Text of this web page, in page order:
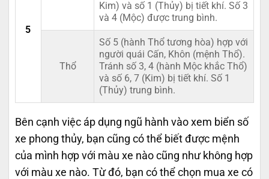
5
Kim) và số 1 (Thủy) bị tiết khí. Số 3
và 4 (Mộc) được trung bình.
Thổ
Số 5 (hành Thổ tương hòa) hợp với
người quái Cấn, Khôn (mệnh Thổ).
Tránh số 3, 4 (hành Mộc khắc Thổ)
và số 6, 7 (Kim) bị tiết khí. Số 1
(Thủy) trung bình.
Bên cạnh việc áp dụng ngũ hành vào xem biển số
xe phong thủy, bạn cũng có thể biết được mệnh
của mình hợp với màu xe nào cũng như không hợp
với màu xe nào. Từ đó, bạn có thể chọn mua xe có